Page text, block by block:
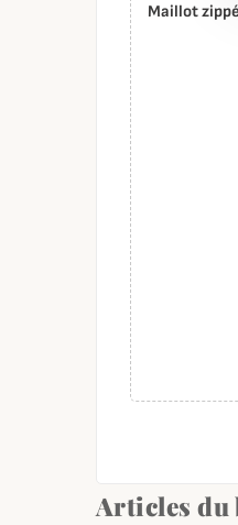
Maillot
Articles du